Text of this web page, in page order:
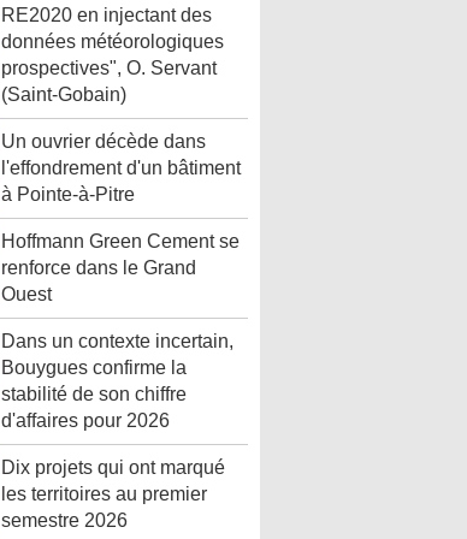
RE2020 en injectant des
données météorologiques
prospectives", O. Servant
(Saint-Gobain)
Un ouvrier décède dans
l'effondrement d'un bâtiment
à Pointe-à-Pitre
Hoffmann Green Cement se
renforce dans le Grand
Ouest
Dans un contexte incertain,
Bouygues confirme la
stabilité de son chiffre
d'affaires pour 2026
Dix projets qui ont marqué
les territoires au premier
semestre 2026